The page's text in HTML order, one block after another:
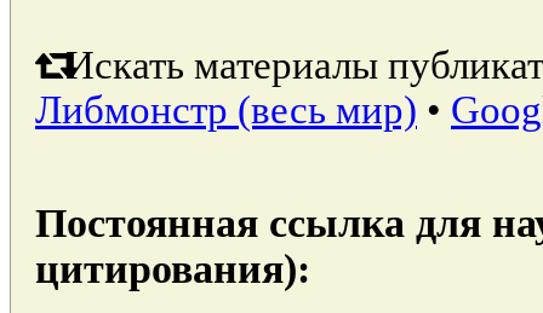
Искать материалы
Либмонстр (весь мир) •
Постоянная ссылка для
цитирования):